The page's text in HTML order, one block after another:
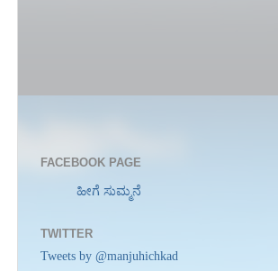
FACEBOOK PAGE
ಹೀಗೆ ಸುಮ್ಮನೆ
TWITTER
Tweets by @manjuhichkad